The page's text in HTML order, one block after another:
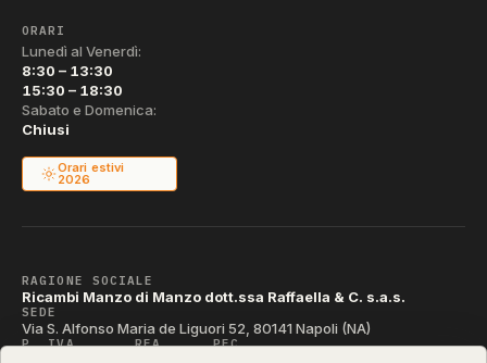
ORARI
Lunedì al Venerdì:
8:30 – 13:30
15:30 – 18:30
Sabato e Domenica:
Chiusi
Orari estivi
2026
RAGIONE SOCIALE
Ricambi Manzo di Manzo dott.ssa Raffaella & C. s.a.s.
SEDE
Via S. Alfonso Maria de Liguori 52, 80141 Napoli (NA)
P. IVA REA PEC